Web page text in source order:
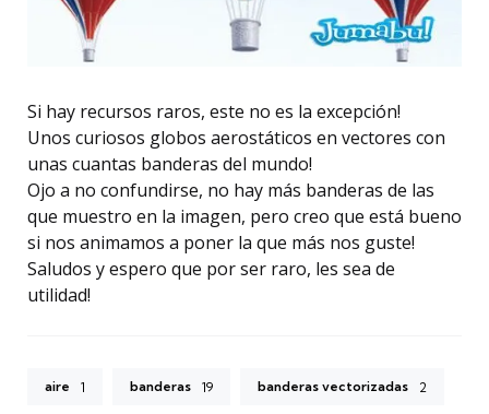
Si hay recursos raros, este no es la excepción!
Unos curiosos globos aerostáticos en vectores con
unas cuantas banderas del mundo!
Ojo a no confundirse, no hay más banderas de las
que muestro en la imagen, pero creo que está bueno
si nos animamos a poner la que más nos guste!
Saludos y espero que por ser raro, les sea de
utilidad!
aire 1 banderas 19 banderas vectorizadas 2